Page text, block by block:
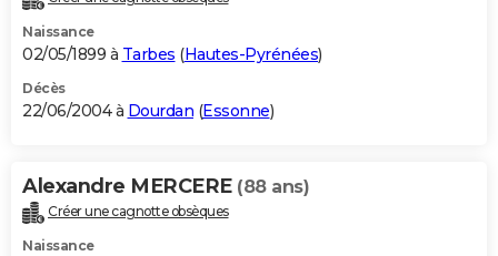
Naissance
02/05/1899 à Tarbes (Hautes-Pyrénées)
Décès
22/06/2004 à Dourdan (Essonne)
Alexandre MERCERE (88 ans)
Créer une cagnotte obsèques
Naissance